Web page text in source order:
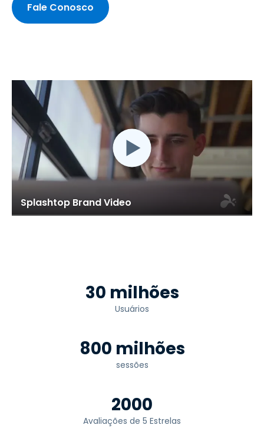
Fale Conosco
Splashtop Brand Video
30 milhões
Usuários
800 milhões
sessões
2000
Avaliações de 5 Estrelas